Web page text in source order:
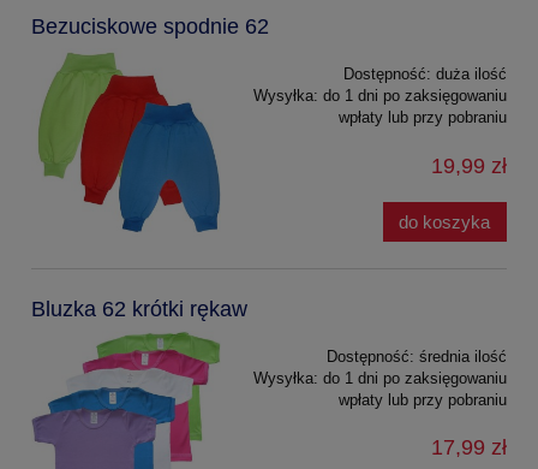
Bezuciskowe spodnie 62
Dostępność: duża ilość
Wysyłka: do 1 dni po zaksięgowaniu
wpłaty lub przy pobraniu
19,99 zł
do koszyka
Bluzka 62 krótki rękaw
Dostępność: średnia ilość
Wysyłka: do 1 dni po zaksięgowaniu
wpłaty lub przy pobraniu
17,99 zł